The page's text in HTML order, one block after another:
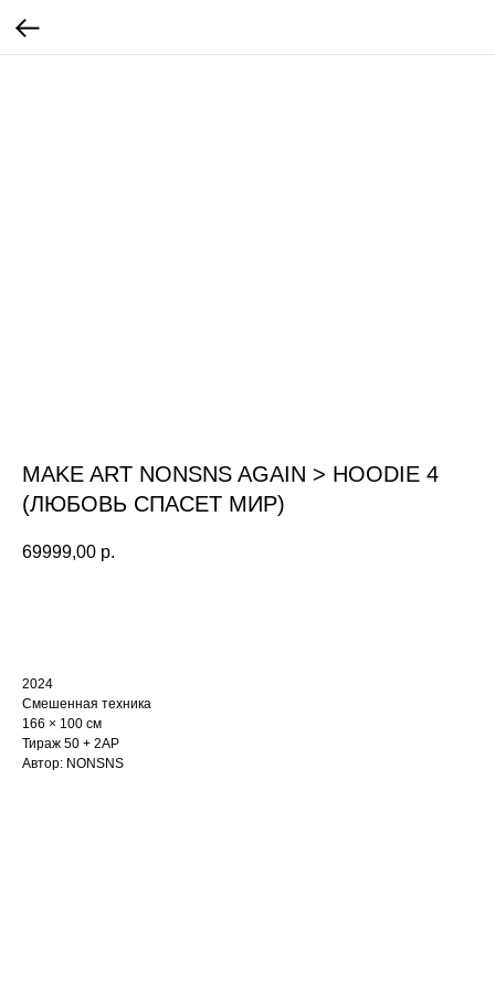
MAKE ART NONSNS AGAIN > HOODIE 4
(ЛЮБОВЬ СПАСЕТ МИР)
69999,00 р.
2024
Смешенная техника
166 × 100 см
Тираж 50 + 2AP
Автор: NONSNS